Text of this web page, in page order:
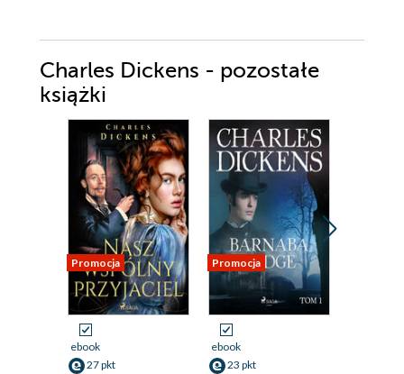
Charles Dickens - pozostałe
książki
Promocja
ebook
27 pkt
Promocja
ebook
23 pkt